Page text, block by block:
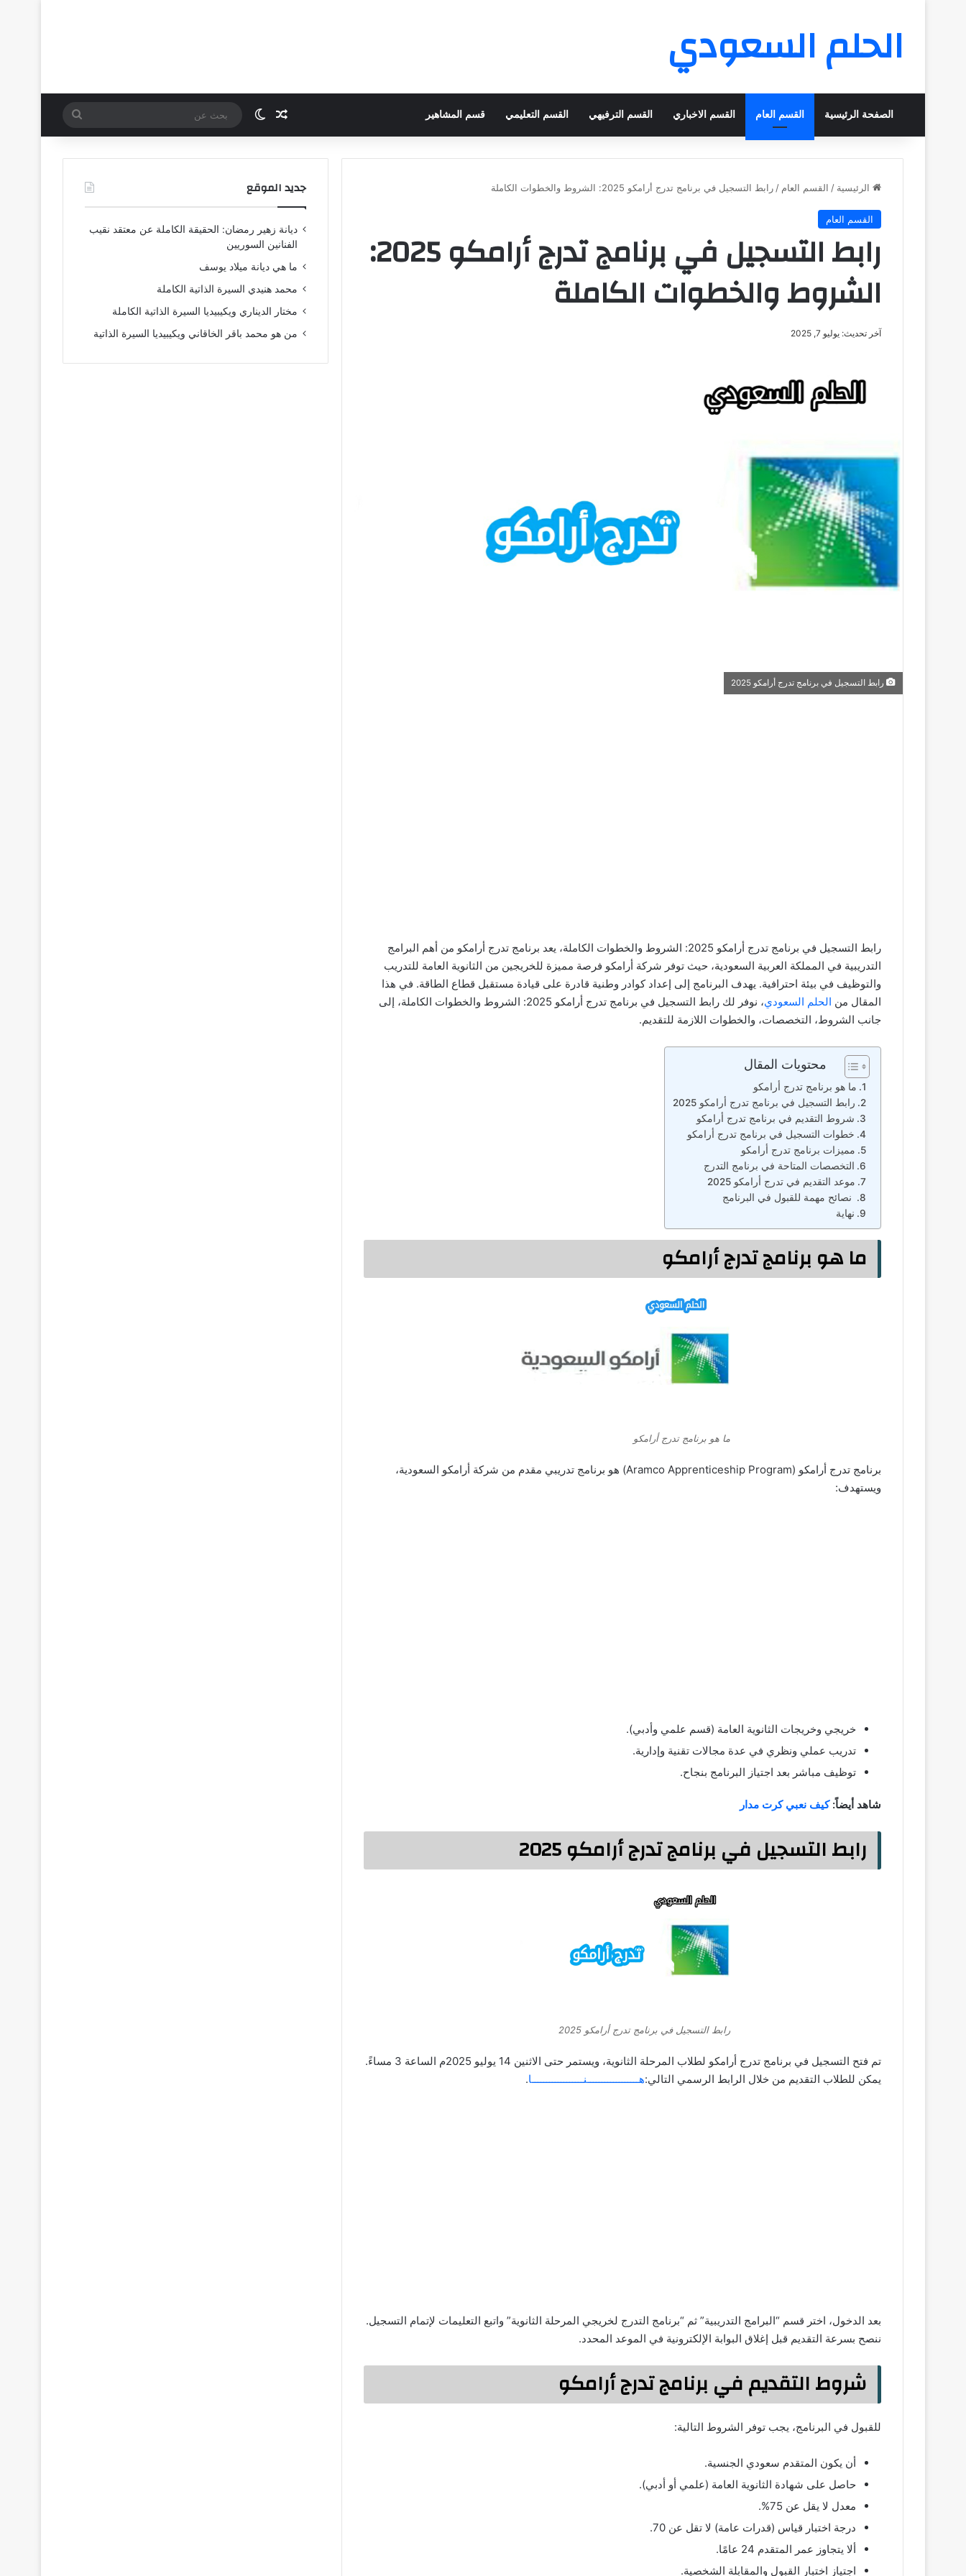
الحلم السعودي
الصفحة الرئيسية القسم العام القسم الاخباري القسم الترفيهي القسم التعليمي قسم المشاهير مقال عشوائي
الوضع المظلم
بحث
عن
الرئيسية / القسم العام / رابط التسجيل في برنامج تدرج أرامكو 2025: الشروط والخطوات الكاملة
القسم العام
رابط التسجيل في برنامج تدرج أرامكو 2025:
الشروط والخطوات الكاملة
آخر تحديث: يوليو 7, 2025
رابط التسجيل في برنامج تدرج أرامكو 2025
رابط التسجيل في برنامج تدرج أرامكو 2025: الشروط والخطوات الكاملة، يعد برنامج تدرج أرامكو من أهم البرامج
التدريبية في المملكة العربية السعودية، حيث توفر شركة أرامكو فرصة مميزة للخريجين من الثانوية العامة للتدريب
والتوظيف في بيئة احترافية. يهدف البرنامج إلى إعداد كوادر وطنية قادرة على قيادة مستقبل قطاع الطاقة. في هذا
المقال من الحلم السعودي
، نوفر لك رابط التسجيل في برنامج تدرج أرامكو 2025: الشروط والخطوات الكاملة، إلى
جانب الشروط، التخصصات، والخطوات اللازمة للتقديم.
محتويات المقال
ما هو برنامج تدرج أرامكو
رابط التسجيل في برنامج تدرج أرامكو 2025
شروط التقديم في برنامج تدرج أرامكو
خطوات التسجيل في برنامج تدرج أرامكو
مميزات برنامج تدرج أرامكو
التخصصات المتاحة في برنامج التدرج
موعد التقديم في تدرج أرامكو 2025
نصائح مهمة للقبول في البرنامج
نهاية
ما هو برنامج تدرج أرامكو
ما هو برنامج تدرج أرامكو
برنامج تدرج أرامكو (Aramco Apprenticeship Program) هو برنامج تدريبي مقدم من شركة أرامكو السعودية،
ويستهدف:
خريجي وخريجات الثانوية العامة (قسم علمي وأدبي).
تدريب عملي ونظري في عدة مجالات تقنية وإدارية.
توظيف مباشر بعد اجتياز البرنامج بنجاح.
شاهد أيضاً:كيف نعبي كرت مدار
رابط التسجيل في برنامج تدرج أرامكو 2025
رابط التسجيل في برنامج تدرج أرامكو 2025
تم فتح التسجيل في برنامج تدرج أرامكو لطلاب المرحلة الثانوية، ويستمر حتى الاثنين 14 يوليو 2025م الساعة 3 مساءً.
يمكن للطلاب التقديم من خلال الرابط الرسمي التالي:هــــــــــــــــــنــــــــــــــــــا.
بعد الدخول، اختر قسم “البرامج التدريبية” ثم “برنامج التدرج لخريجي المرحلة الثانوية” واتبع التعليمات لإتمام التسجيل.
ننصح بسرعة التقديم قبل إغلاق البوابة الإلكترونية في الموعد المحدد.
شروط التقديم في برنامج تدرج أرامكو
للقبول في البرنامج، يجب توفر الشروط التالية:
أن يكون المتقدم سعودي الجنسية.
حاصل على شهادة الثانوية العامة (علمي أو أدبي).
معدل لا يقل عن 75%.
درجة اختبار قياس (قدرات عامة) لا تقل عن 70.
ألا يتجاوز عمر المتقدم 24 عامًا.
اجتياز اختبار القبول والمقابلة الشخصية.
جديد الموقع
ديانة زهير رمضان: الحقيقة الكاملة عن معتقد نقيب
الفنانين السوريين
ما هي ديانة ميلاد يوسف
محمد هنيدي السيرة الذاتية الكاملة
مختار الديناري ويكيبيديا السيرة الذاتية الكاملة
من هو محمد باقر الخاقاني ويكيبيديا السيرة الذاتية